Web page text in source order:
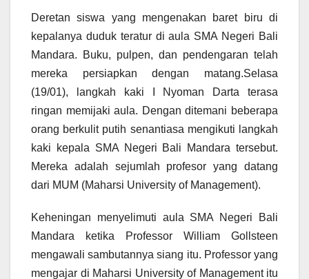
Deretan siswa yang mengenakan baret biru di
kepalanya duduk teratur di aula SMA Negeri Bali
Mandara. Buku, pulpen, dan pendengaran telah
mereka persiapkan dengan matang.Selasa
(19/01), langkah kaki I Nyoman Darta terasa
ringan memijaki aula. Dengan ditemani beberapa
orang berkulit putih senantiasa mengikuti langkah
kaki kepala SMA Negeri Bali Mandara tersebut.
Mereka adalah sejumlah profesor yang datang
dari MUM (Maharsi University of Management).
Keheningan menyelimuti aula SMA Negeri Bali
Mandara ketika Professor William Gollsteen
mengawali sambutannya siang itu. Professor yang
mengajar di Maharsi University of Management itu